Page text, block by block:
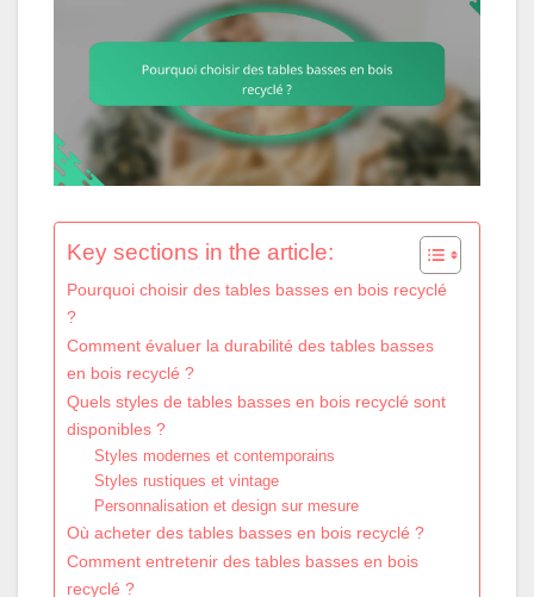
Key sections in the article:
Pourquoi choisir des tables basses en bois recyclé
?
Comment évaluer la durabilité des tables basses
en bois recyclé ?
Quels styles de tables basses en bois recyclé sont
disponibles ?
Styles modernes et contemporains
Styles rustiques et vintage
Personnalisation et design sur mesure
Où acheter des tables basses en bois recyclé ?
Comment entretenir des tables basses en bois
recyclé ?